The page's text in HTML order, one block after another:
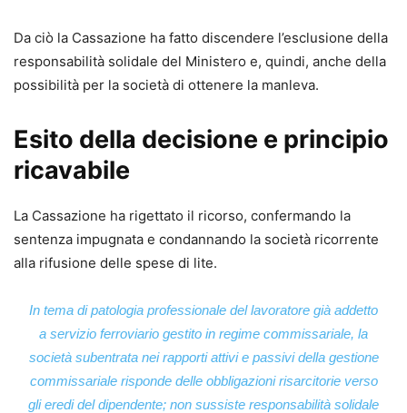
Da ciò la Cassazione ha fatto discendere l’esclusione della
responsabilità solidale del Ministero e, quindi, anche della
possibilità per la società di ottenere la manleva.
Esito della decisione e principio
ricavabile
La Cassazione ha rigettato il ricorso, confermando la
sentenza impugnata e condannando la società ricorrente
alla rifusione delle spese di lite.
In tema di patologia professionale del lavoratore già addetto
a servizio ferroviario gestito in regime commissariale, la
società subentrata nei rapporti attivi e passivi della gestione
commissariale risponde delle obbligazioni risarcitorie verso
gli eredi del dipendente; non sussiste responsabilità solidale